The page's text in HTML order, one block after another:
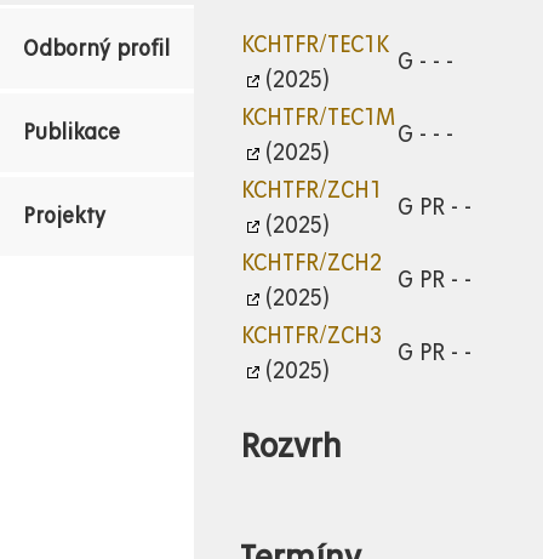
Odborný profil
Publikace
Projekty
KCHTFR/TEC1K
(2025)
G - - -
KCHTFR/TEC1M
(2025)
G - - -
KCHTFR/ZCH1
(2025)
G PR - -
KCHTFR/ZCH2
(2025)
G PR - -
KCHTFR/ZCH3
(2025)
G PR - -
Rozvrh